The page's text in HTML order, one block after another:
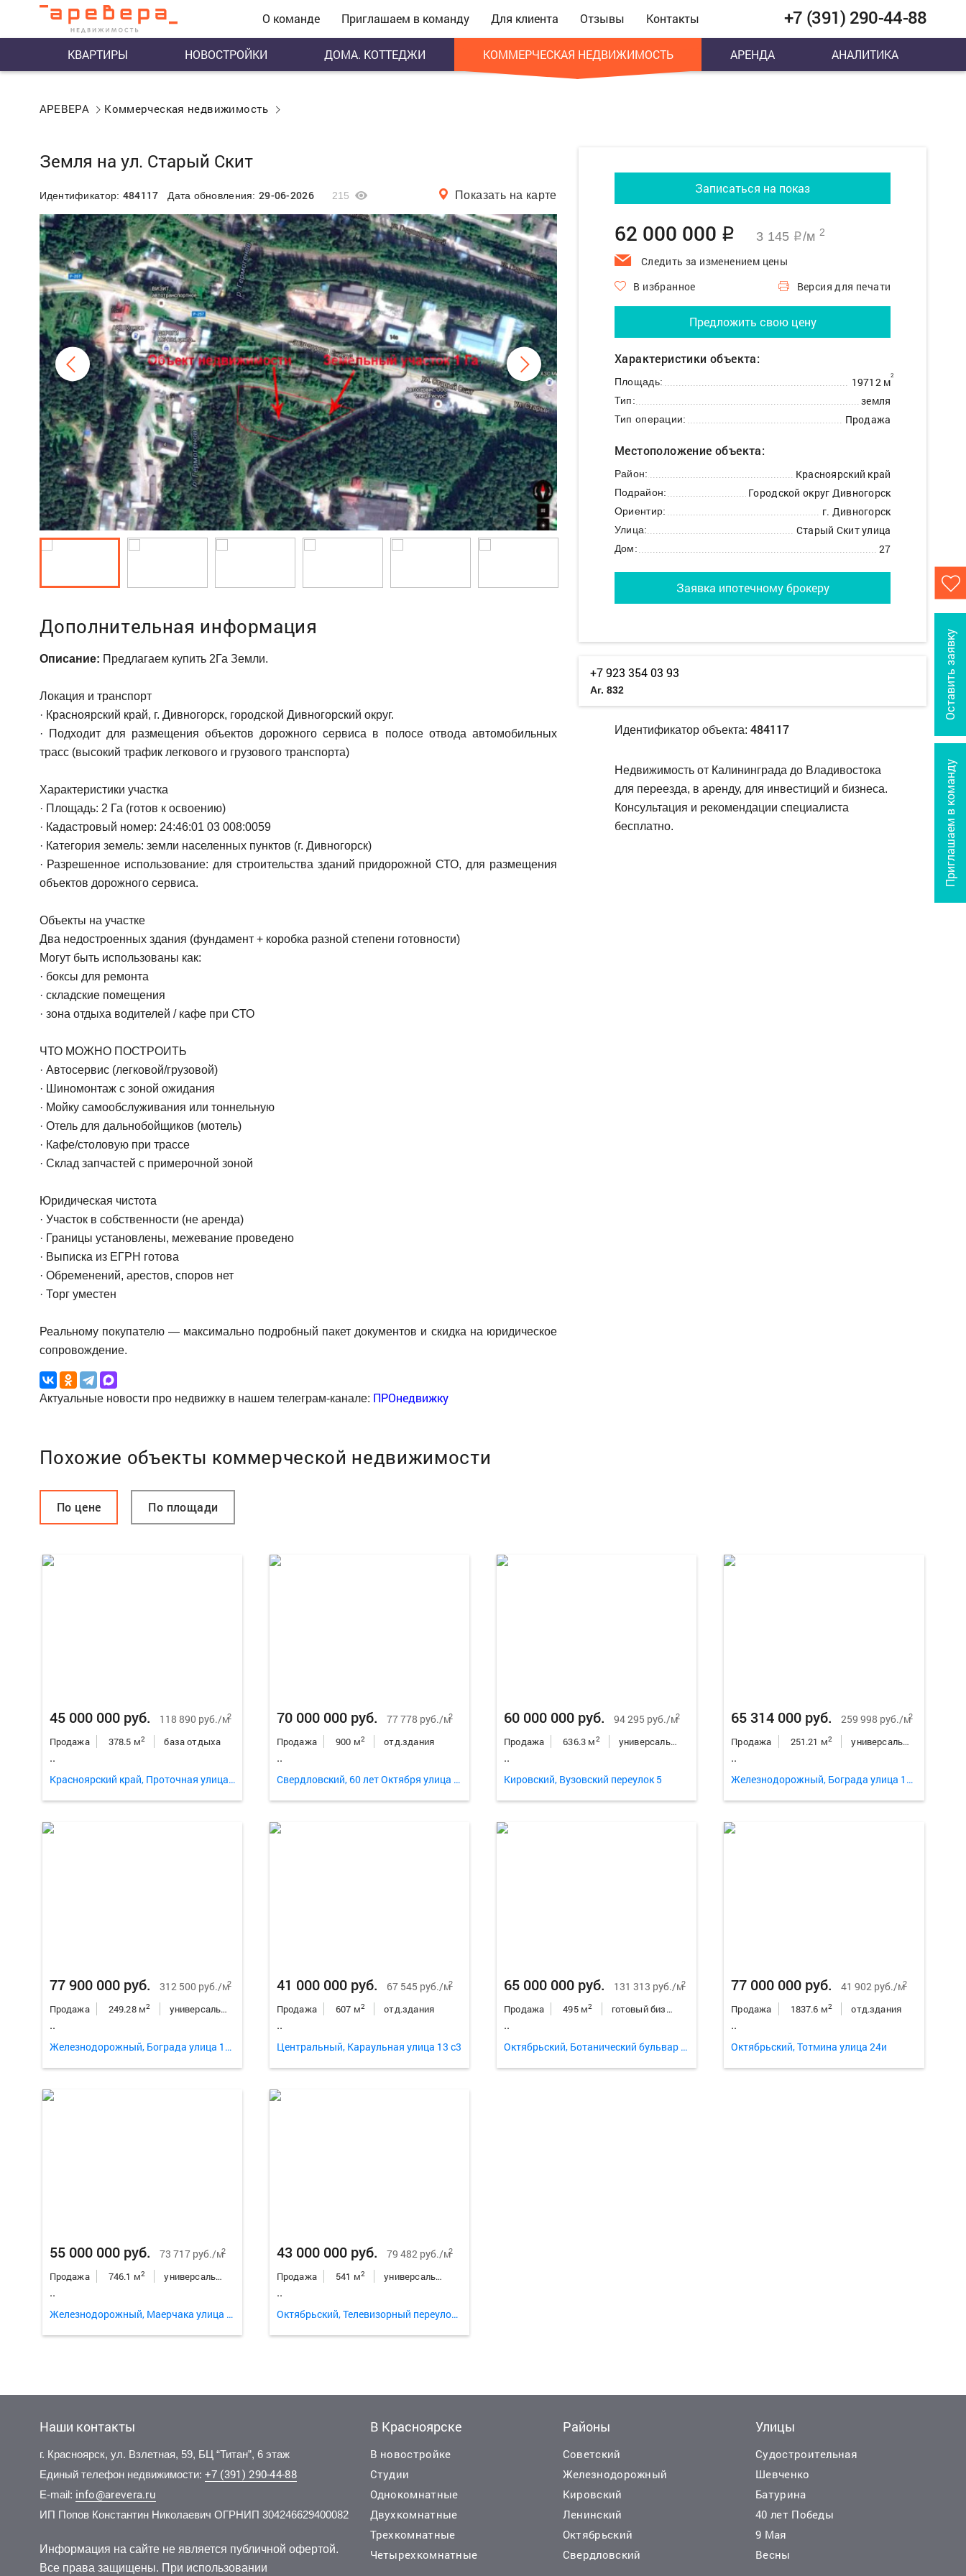
О команде Приглашаем в команду Для клиента Отзывы Контакты +7 (391) 290-44-88
КВАРТИРЫ НОВОСТРОЙКИ ДОМА. КОТТЕДЖИ КОММЕРЧЕСКАЯ НЕДВИЖИМОСТЬ АРЕНДА АНАЛИТИКА
Приглашаем в команду
Оставить заявку
АРЕВЕРА Коммерческая недвижимость
Земля на ул. Старый Скит
Идентификатор: 484117 Дата обновления: 29-06-2026 215 Показать на карте
Дополнительная информация
Описание: Предлагаем купить 2Га Земли.
Локация и транспорт
· Красноярский край, г. Дивногорск, городской Дивногорский округ.
· Подходит для размещения объектов дорожного сервиса в полосе отвода автомобильных
трасс (высокий трафик легкового и грузового транспорта)
Характеристики участка
· Площадь: 2 Га (готов к освоению)
· Кадастровый номер: 24:46:01 03 008:0059
· Категория земель: земли населенных пунктов (г. Дивногорск)
· Разрешенное использование: для строительства зданий придорожной СТО, для размещения
объектов дорожного сервиса.
Объекты на участке
Два недостроенных здания (фундамент + коробка разной степени готовности)
Могут быть использованы как:
· боксы для ремонта
· складские помещения
· зона отдыха водителей / кафе при СТО
ЧТО МОЖНО ПОСТРОИТЬ
· Автосервис (легковой/грузовой)
· Шиномонтаж с зоной ожидания
· Мойку самообслуживания или тоннельную
· Отель для дальнобойщиков (мотель)
· Кафе/столовую при трассе
· Склад запчастей с примерочной зоной
Юридическая чистота
· Участок в собственности (не аренда)
· Границы установлены, межевание проведено
· Выписка из ЕГРН готова
· Обременений, арестов, споров нет
· Торг уместен
Реальному покупателю — максимально подробный пакет документов и скидка на юридическое
сопровождение.
Актуальные новости про недвижку в нашем телеграм-канале: ПРОнедвижку
Записаться на показ
62 000 000 q 3 145 q/м 2
Следить за изменением цены
В избранное
Версия для печати
Предложить свою цену
Характеристики объекта:
Площадь: 19712 м2
Тип: земля
Тип операции: Продажа
Местоположение объекта:
Район: Красноярский край
Подрайон: Городской округ Дивногорск
Ориентир: г. Дивногорск
Улица: Старый Скит улица
Дом: 27
Заявка ипотечному брокеру
+7 923 354 03 93
Аг. 832
Идентификатор объекта: 484117
Недвижимость от Калининграда до Владивостока
для переезда, в аренду, для инвестиций и бизнеса.
Консультация и рекомендации специалиста
бесплатно.
Похожие объекты коммерческой недвижимости
По цене По площади
45 000 000 руб. 118 890 руб./м2
Продажа 378.5 м2 база отдыха
..
Красноярский край, Проточная улица 1
70 000 000 руб. 77 778 руб./м2
Продажа 900 м2 отд.здания
..
Свердловский, 60 лет Октября улица 120
60 000 000 руб. 94 295 руб./м2
Продажа 636.3 м2 универсальное неж.пом.
..
Кировский, Вузовский переулок 5
65 314 000 руб. 259 998 руб./м2
Продажа 251.21 м2 универсальное неж.пом.
..
Железнодорожный, Бограда улица 103
77 900 000 руб. 312 500 руб./м2
Продажа 249.28 м2 универсальное неж.пом.
..
Железнодорожный, Бограда улица 103
41 000 000 руб. 67 545 руб./м2
Продажа 607 м2 отд.здания
..
Центральный, Караульная улица 13 с3
65 000 000 руб. 131 313 руб./м2
Продажа 495 м2 готовый бизнес
..
Октябрьский, Ботанический бульвар 50
77 000 000 руб. 41 902 руб./м2
Продажа 1837.6 м2 отд.здания
..
Октябрьский, Тотмина улица 24и
55 000 000 руб. 73 717 руб./м2
Продажа 746.1 м2 универсальное неж.пом.
..
Железнодорожный, Маерчака улица 38
43 000 000 руб. 79 482 руб./м2
Продажа 541 м2 универсальное неж.пом.
..
Октябрьский, Телевизорный переулок 9а
750 000 000 руб. 57 692 руб./м2
Продажа 13000 м универсальное неж.пом.
80 000 000 руб. 6 517 руб./м2
Продажа 2
190 000 000 руб.
20000 м 2
180 000 000 руб.
Наши контакты
г. Красноярск, ул. Взлетная, 59, БЦ “Титан”, 6 этаж
Единый телефон недвижимости: +7 (391) 290-44-88
E-mail: info@arevera.ru
ИП Попов Константин Николаевич ОГРНИП 304246629400082
Информация на сайте не является публичной офертой.
Все права защищены. При использовании
В Красноярске
В новостройке
Студии
Однокомнатные
Двухкомнатные
Трехкомнатные
Четырехкомнатные
Районы
Советский
Железнодорожный
Кировский
Ленинский
Октябрьский
Свердловский
Улицы
Судостроительная
Шевченко
Батурина
40 лет Победы
9 Мая
Весны